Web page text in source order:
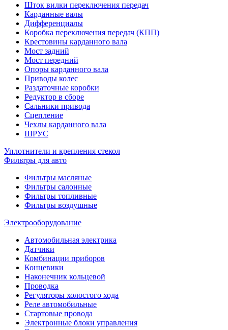
Шток вилки переключения передач
Карданные валы
Дифференциалы
Коробка переключения передач (КПП)
Крестовины карданного вала
Мост задний
Мост передний
Опоры карданного вала
Приводы колес
Раздаточные коробки
Редуктор в сборе
Сальники привода
Сцепление
Чехлы карданного вала
ШРУС
Уплотнители и крепления стекол
Фильтры для авто
Фильтры масляные
Фильтры салонные
Фильтры топливные
Фильтры воздушные
Электрооборудование
Автомобильная электрика
Датчики
Комбинации приборов
Концевики
Наконечник кольцевой
Проводка
Регуляторы холостого хода
Реле автомобильные
Стартовые провода
Электронные блоки управления